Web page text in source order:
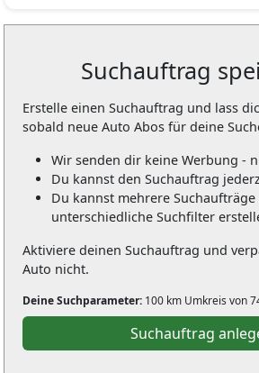
Suchauftrag
Erstelle einen Suchauftrag und lass
sobald neue Auto Abos für deine
Wir senden dir keine Werbung -
Du kannst den Suchauftrag
Du kannst mehrere
unterschiedliche Suchfilter
Aktiviere deinen Suchauftrag und
Auto nicht.
Deine Suchparameter: 100 km Umkreis von
Suchauftrag